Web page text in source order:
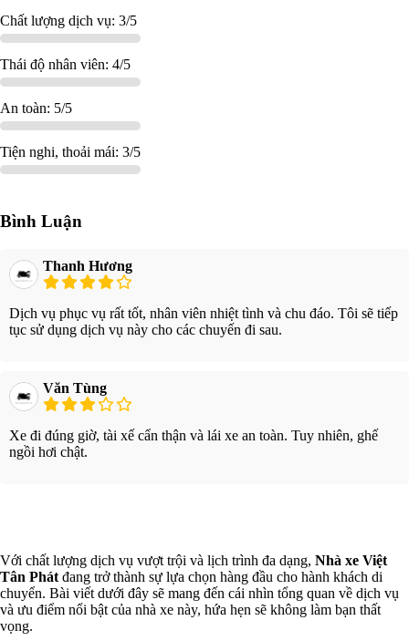
Chất lượng dịch vụ: 3/5
Thái độ nhân viên: 4/5
An toàn: 5/5
Tiện nghi, thoải mái: 3/5
Bình Luận
Thanh Hương
Dịch vụ phục vụ rất tốt, nhân viên nhiệt tình và chu đáo. Tôi sẽ tiếp
tục sử dụng dịch vụ này cho các chuyến đi sau.
Văn Tùng
Xe đi đúng giờ, tài xế cẩn thận và lái xe an toàn. Tuy nhiên, ghế
ngồi hơi chật.
Với chất lượng dịch vụ vượt trội và lịch trình đa dạng, Nhà xe Việt
Tân Phát đang trở thành sự lựa chọn hàng đầu cho hành khách di
chuyển. Bài viết dưới đây sẽ mang đến cái nhìn tổng quan về dịch vụ
và ưu điểm nổi bật của nhà xe này, hứa hẹn sẽ không làm bạn thất
vọng.